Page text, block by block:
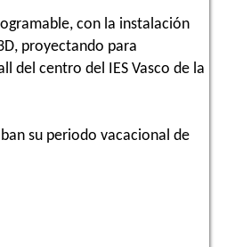
con la instalación
proyectando para
del centro del IES Vasco de la
su periodo vacacional de